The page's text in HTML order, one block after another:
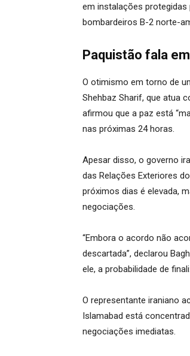
em instalações protegidas
bombardeiros B-2 norte-
Paquistão fala
O otimismo em torno de
Shehbaz Sharif, que atua
afirmou que a paz está
nas próximas 24 horas.
Apesar disso, o governo
das Relações Exteriores
próximos dias é elevada,
negociações.
“Embora o acordo não
descartada”, declarou
ele, a probabilidade de
O representante iraniano
Islamabad está
negociações imediatas.